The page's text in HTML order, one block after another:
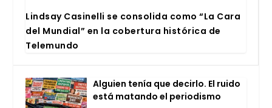
Lind­say Casi­ne­lli se con­so­li­da como “La Cara
del Mun­dial” en la cober­tu­ra his­tó­ri­ca de
Tele­mun­do
Alguien tenía que decir­lo. El rui­do
está matan­do el perio­dis­mo